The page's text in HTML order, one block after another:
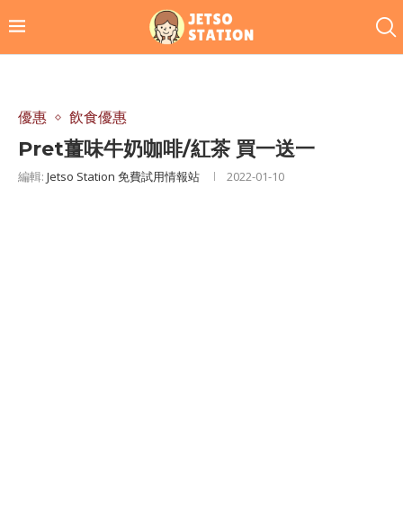
優惠 飲食優惠
Pret薑味牛奶咖啡/紅茶 買一送一
編輯: Jetso Station 免費試用情報站 2022-01-10